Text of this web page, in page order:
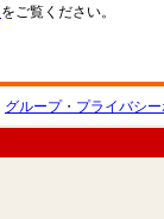
をご覧ください。
グループ・プライバシ